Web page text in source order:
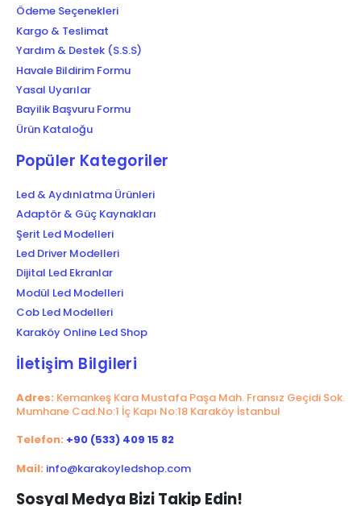
Ödeme Seçenekleri
Kargo & Teslimat
Yardım & Destek (S.S.S)
Havale Bildirim Formu
Yasal Uyarılar
Bayilik Başvuru Formu
Ürün Kataloğu
Popüler Kategoriler
Led & Aydınlatma Ürünleri
Adaptör & Güç Kaynakları
Şerit Led Modelleri
Led Driver Modelleri
Dijital Led Ekranlar
Modül Led Modelleri
Cob Led Modelleri
Karaköy Online Led Shop
İletişim Bilgileri
Adres: Kemankeş Kara Mustafa Paşa Mah. Fransız Geçidi Sok.
Mumhane Cad.No:1 İç Kapı No:18 Karaköy İstanbul
Telefon: +90 (533) 409 15 82
Mail: info@karakoyledshop.com
Sosyal Medya Bizi Takip Edin!